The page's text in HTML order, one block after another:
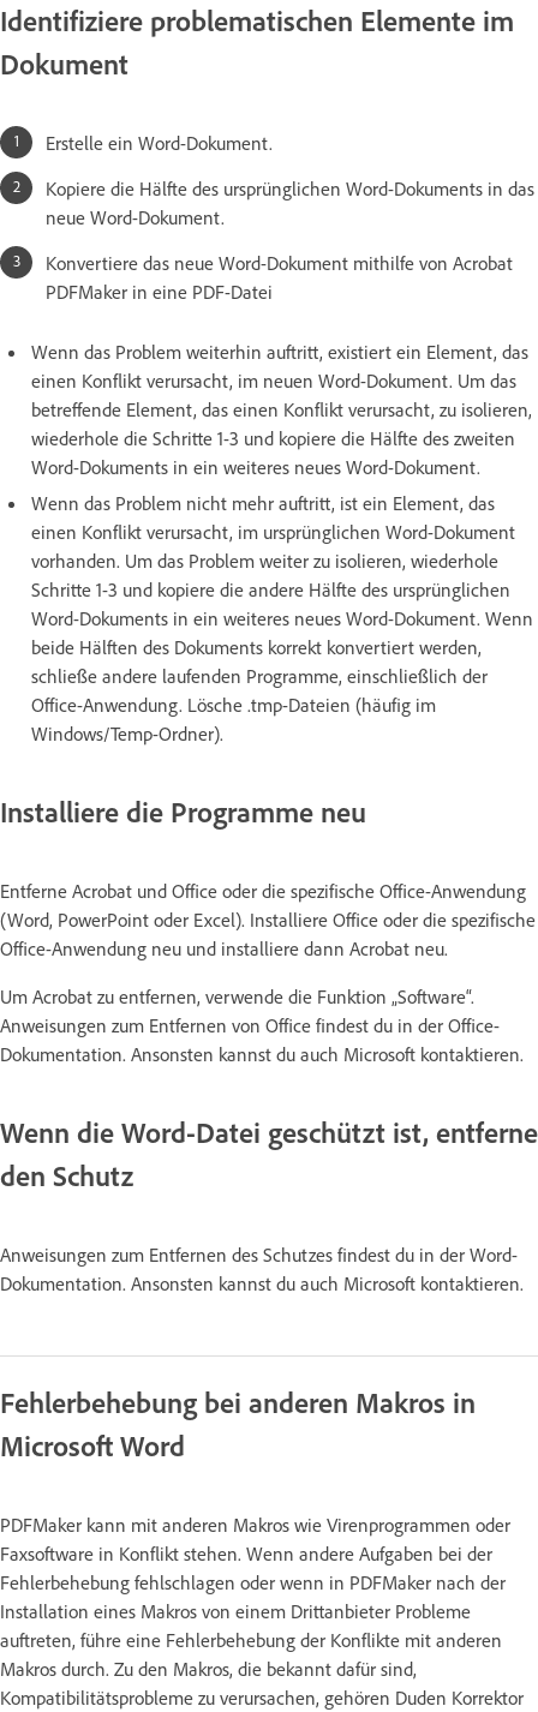
Identifiziere problematischen Elemente im
Dokument
Erstelle ein Word-Dokument.
Kopiere die Hälfte des ursprünglichen Word-Dokuments in das
neue Word-Dokument.
Konvertiere das neue Word-Dokument mithilfe von Acrobat
PDFMaker in eine PDF-Datei
Wenn das Problem weiterhin auftritt, existiert ein Element, das
einen Konflikt verursacht, im neuen Word-Dokument. Um das
betreffende Element, das einen Konflikt verursacht, zu isolieren,
wiederhole die Schritte 1-3 und kopiere die Hälfte des zweiten
Word-Dokuments in ein weiteres neues Word-Dokument.
Wenn das Problem nicht mehr auftritt, ist ein Element, das
einen Konflikt verursacht, im ursprünglichen Word-Dokument
vorhanden. Um das Problem weiter zu isolieren, wiederhole
Schritte 1-3 und kopiere die andere Hälfte des ursprünglichen
Word-Dokuments in ein weiteres neues Word-Dokument. Wenn
beide Hälften des Dokuments korrekt konvertiert werden,
schließe andere laufenden Programme, einschließlich der
Office-Anwendung. Lösche .tmp-Dateien (häufig im
Windows/Temp-Ordner).
Installiere die Programme neu
Entferne Acrobat und Office oder die spezifische Office-Anwendung
(Word, PowerPoint oder Excel). Installiere Office oder die spezifische
Office-Anwendung neu und installiere dann Acrobat neu.
Um Acrobat zu entfernen, verwende die Funktion „Software“.
Anweisungen zum Entfernen von Office findest du in der Office-
Dokumentation. Ansonsten kannst du auch Microsoft kontaktieren.
Wenn die Word-Datei geschützt ist, entferne
den Schutz
Anweisungen zum Entfernen des Schutzes findest du in der Word-
Dokumentation. Ansonsten kannst du auch Microsoft kontaktieren.
Fehlerbehebung bei anderen Makros in
Microsoft Word
PDFMaker kann mit anderen Makros wie Virenprogrammen oder
Faxsoftware in Konflikt stehen. Wenn andere Aufgaben bei der
Fehlerbehebung fehlschlagen oder wenn in PDFMaker nach der
Installation eines Makros von einem Drittanbieter Probleme
auftreten, führe eine Fehlerbehebung der Konflikte mit anderen
Makros durch. Zu den Makros, die bekannt dafür sind,
Kompatibilitätsprobleme zu verursachen, gehören Duden Korrektor